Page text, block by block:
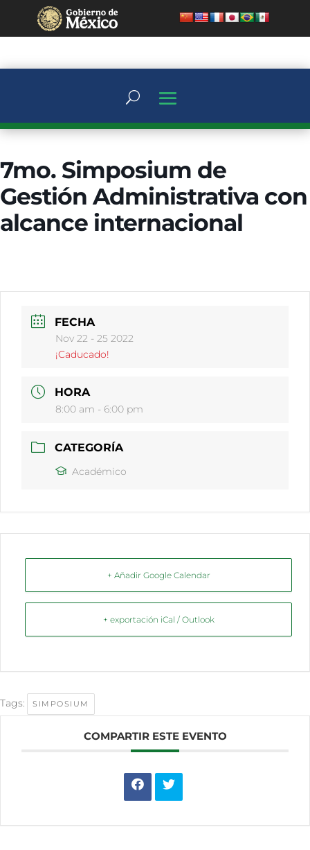
7mo. Simposium de
Gestión Administrativa con
alcance internacional
FECHA
Nov 22 - 25 2022
¡Caducado!
HORA
8:00 am - 6:00 pm
CATEGORÍA
Académico
+ Añadir Google Calendar
+ exportación iCal / Outlook
Tags: SIMPOSIUM
COMPARTIR ESTE EVENTO